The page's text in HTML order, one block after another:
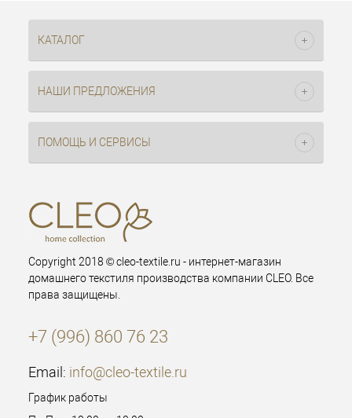
КАТАЛОГ
НАШИ ПРЕДЛОЖЕНИЯ
ПОМОЩЬ И СЕРВИСЫ
Copyright 2018 © cleo-textile.ru - интернет-магазин
домашнего текстиля производства компании CLEO. Все
права защищены.
+7 (996) 860 76 23
Email: info@cleo-textile.ru
График работы